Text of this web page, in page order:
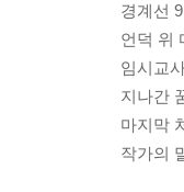
경계선 9
언덕 위
임시교
지나간
마지막
작가의